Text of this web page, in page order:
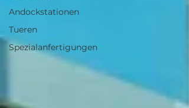
Andockstationen
Tueren
Spezialanfertigungen